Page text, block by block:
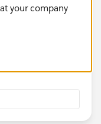
your company